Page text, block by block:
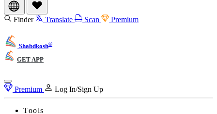
Finder Translate Scan Premium
Shabdkosh®
GET APP
Premium Log In/Sign Up
Tools